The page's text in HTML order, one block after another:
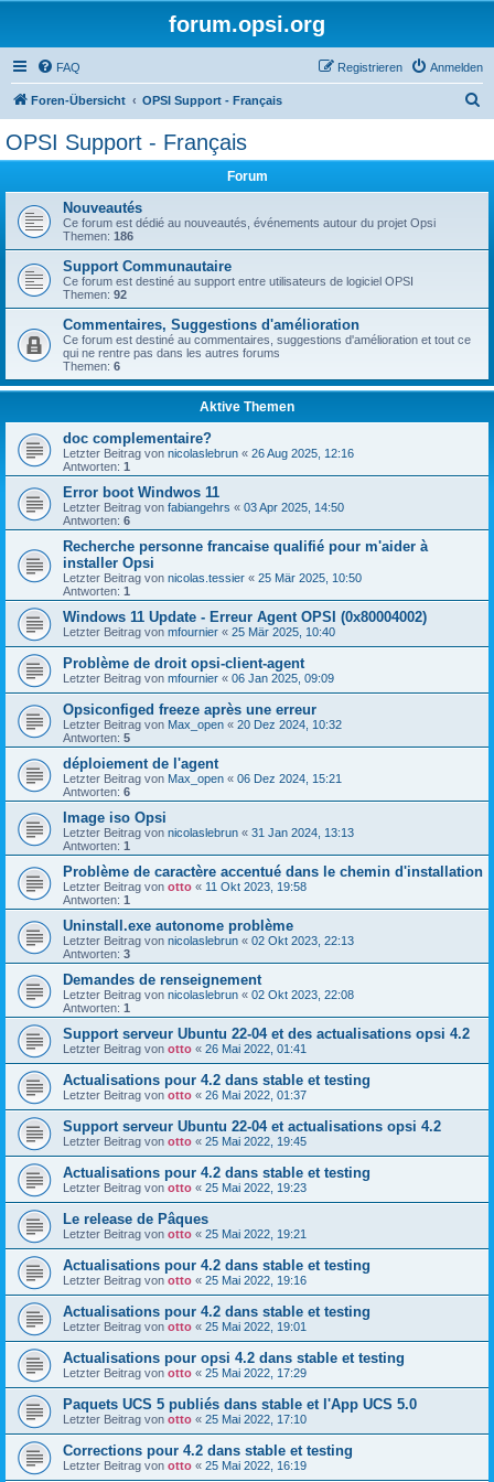
forum.opsi.org
FAQ Anmelden
Registrieren
Foren-Übersicht OPSI Support - Français
OPSI Support - Français
Forum
Nouveautés
Ce forum est dédié au nouveautés, événements autour du projet Opsi
Themen: 186
Support Communautaire
Ce forum est destiné au support entre utilisateurs de logiciel OPSI
Themen: 92
Commentaires, Suggestions d'amélioration
Ce forum est destiné au commentaires, suggestions d'amélioration et tout ce
qui ne rentre pas dans les autres forums
Themen: 6
Aktive Themen
doc complementaire?
Letzter Beitrag von nicolaslebrun « 26 Aug 2025, 12:16
Antworten: 1
Error boot Windwos 11
Letzter Beitrag von fabiangehrs « 03 Apr 2025, 14:50
Antworten: 6
Recherche personne francaise qualifié pour m'aider à
installer Opsi
Letzter Beitrag von nicolas.tessier « 25 Mär 2025, 10:50
Antworten: 1
Windows 11 Update - Erreur Agent OPSI (0x80004002)
Letzter Beitrag von mfournier « 25 Mär 2025, 10:40
Problème de droit opsi-client-agent
Letzter Beitrag von mfournier « 06 Jan 2025, 09:09
Opsiconfiged freeze après une erreur
Letzter Beitrag von Max_open « 20 Dez 2024, 10:32
Antworten: 5
déploiement de l'agent
Letzter Beitrag von Max_open « 06 Dez 2024, 15:21
Antworten: 6
Image iso Opsi
Letzter Beitrag von nicolaslebrun « 31 Jan 2024, 13:13
Antworten: 1
Problème de caractère accentué dans le chemin d'installation
Letzter Beitrag von otto « 11 Okt 2023, 19:58
Antworten: 1
Uninstall.exe autonome problème
Letzter Beitrag von nicolaslebrun « 02 Okt 2023, 22:13
Antworten: 3
Demandes de renseignement
Letzter Beitrag von nicolaslebrun « 02 Okt 2023, 22:08
Antworten: 1
Support serveur Ubuntu 22-04 et des actualisations opsi 4.2
Letzter Beitrag von otto « 26 Mai 2022, 01:41
Actualisations pour 4.2 dans stable et testing
Letzter Beitrag von otto « 26 Mai 2022, 01:37
Support serveur Ubuntu 22-04 et actualisations opsi 4.2
Letzter Beitrag von otto « 25 Mai 2022, 19:45
Actualisations pour 4.2 dans stable et testing
Letzter Beitrag von otto « 25 Mai 2022, 19:23
Le release de Pâques
Letzter Beitrag von otto « 25 Mai 2022, 19:21
Actualisations pour 4.2 dans stable et testing
Letzter Beitrag von otto « 25 Mai 2022, 19:16
Actualisations pour 4.2 dans stable et testing
Letzter Beitrag von otto « 25 Mai 2022, 19:01
Actualisations pour opsi 4.2 dans stable et testing
Letzter Beitrag von otto « 25 Mai 2022, 17:29
Paquets UCS 5 publiés dans stable et l'App UCS 5.0
Letzter Beitrag von otto « 25 Mai 2022, 17:10
Corrections pour 4.2 dans stable et testing
Letzter Beitrag von otto « 25 Mai 2022, 16:19